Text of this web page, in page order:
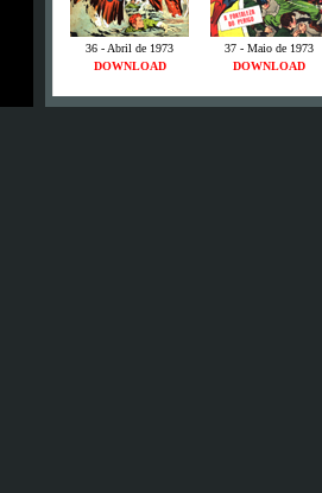
36 - Abril de 1973
37 - Maio de 1973
DOWNLOAD
DOWNLOAD